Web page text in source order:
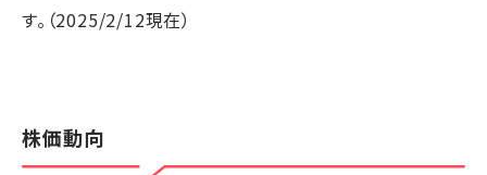
す。（2025/2/12現在）
株価動向